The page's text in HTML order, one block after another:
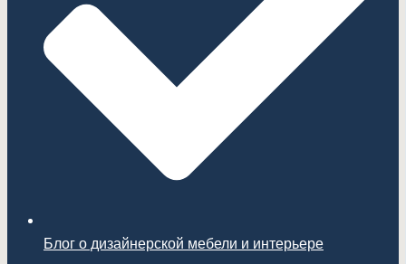
Блог о дизайнерской мебели и интерьере